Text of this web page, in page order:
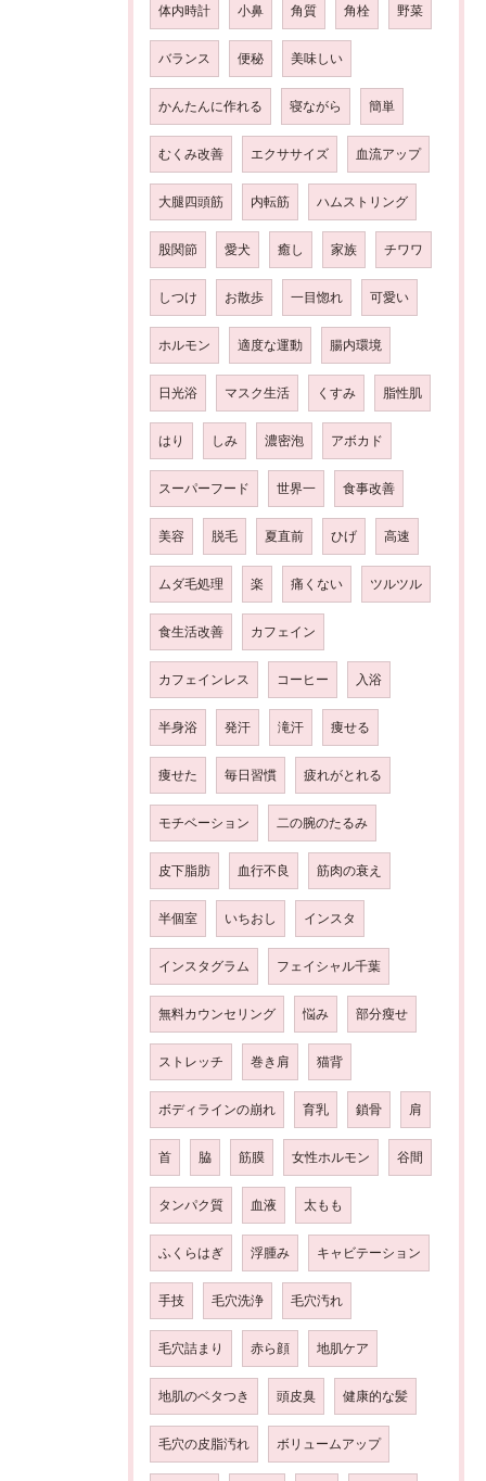
体内時計 小鼻 角質 角栓 野菜
バランス 便秘 美味しい
かんたんに作れる 寝ながら 簡単
むくみ改善 エクササイズ 血流アップ
大腿四頭筋 内転筋 ハムストリング
股関節 愛犬 癒し 家族 チワワ
しつけ お散歩 一目惚れ 可愛い
ホルモン 適度な運動 腸内環境
日光浴 マスク生活 くすみ 脂性肌
はり しみ 濃密泡 アボカド
スーパーフード 世界一 食事改善
美容 脱毛 夏直前 ひげ 高速
ムダ毛処理 楽 痛くない ツルツル
食生活改善 カフェイン
カフェインレス コーヒー 入浴
半身浴 発汗 滝汗 痩せる
痩せた 毎日習慣 疲れがとれる
モチベーション 二の腕のたるみ
皮下脂肪 血行不良 筋肉の衰え
半個室 いちおし インスタ
インスタグラム フェイシャル千葉
無料カウンセリング 悩み 部分瘦せ
ストレッチ 巻き肩 猫背
ボディラインの崩れ 育乳 鎖骨 肩
首 脇 筋膜 女性ホルモン 谷間
タンパク質 血液 太もも
ふくらはぎ 浮腫み キャビテーション
手技 毛穴洗浄 毛穴汚れ
毛穴詰まり 赤ら顔 地肌ケア
地肌のベタつき 頭皮臭 健康的な髪
毛穴の皮脂汚れ ボリュームアップ